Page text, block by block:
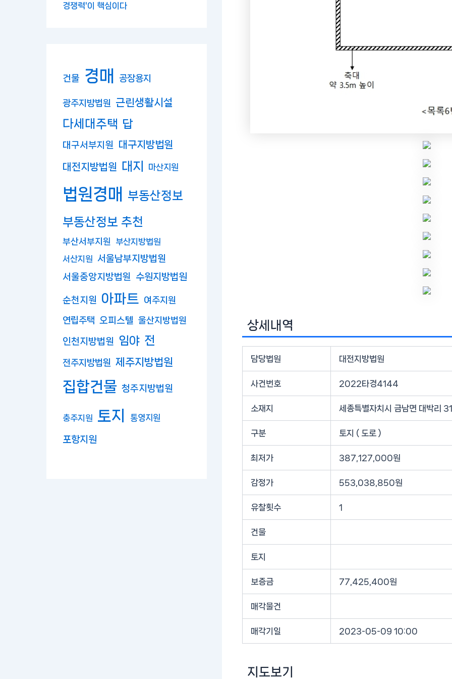
경쟁력'이 핵심이다
건물 경매 공장용지
광주지방법원 근린생활시설
다세대주택 답
대구서부지원 대구지방법원
대전지방법원 대지 마산지원
법원경매
부동산정보
부동산정보 추천
부산서부지원
부산지방법원
서산지원 서울남부지방법원
서울중앙지방법원 수원지방법원
순천지원 아파트 여주지원
연립주택 오피스텔 울산지방법원
인천지방법원 임야 전
전주지방법원 제주지방법원
집합건물 청주지방법원
충주지원 토지 통영지원
포항지원
상세내역
담당법원 대전지방법원
사건번호 2022타경4144
소재지 세종특별자치시 금남면 대박리
구분 토지 ( 도로 )
최저가 387,127,000원
감정가 553,038,850원
유찰횟수 1
건물
토지
보증금 77,425,400원
매각물건
매각기일 2023-05-09 10:00
지도보기